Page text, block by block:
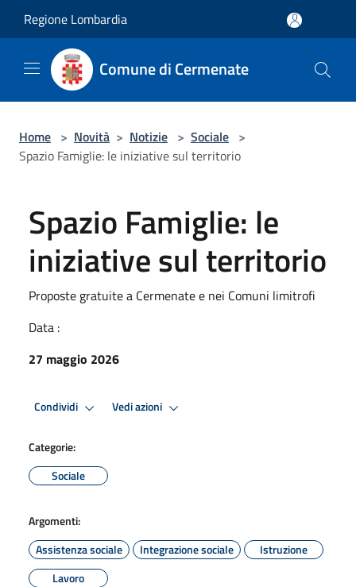
Regione Lombardia
Comune di Cermenate
Home > Novità > Notizie > Sociale >
Spazio Famiglie: le iniziative sul territorio
Spazio Famiglie: le
iniziative sul territorio
Proposte gratuite a Cermenate e nei Comuni limitrofi
Data :
27 maggio 2026
Condividi Vedi azioni
Categorie:
Sociale
Argomenti:
Assistenza sociale
Integrazione sociale
Istruzione
Lavoro